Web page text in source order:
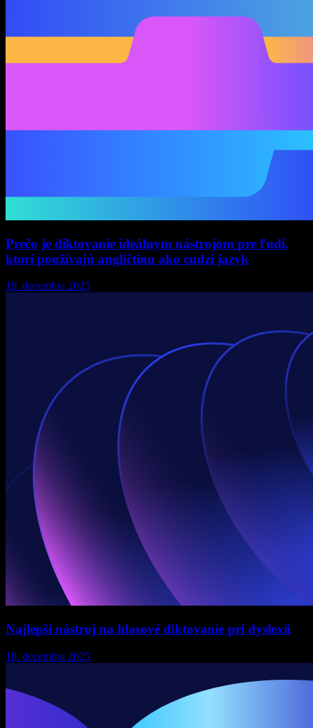
Prečo je diktovanie ideálnym nástrojom pre ľudí,
ktorí používajú angličtinu ako cudzí jazyk
19. decembra 2025
Najlepší nástroj na hlasové diktovanie pri dyslexii
18. decembra 2025